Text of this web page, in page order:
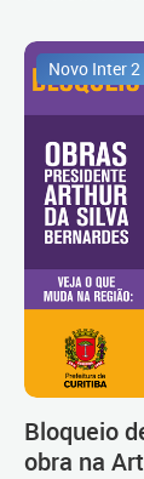
Novo Inter 2
Bloqueio
obra na